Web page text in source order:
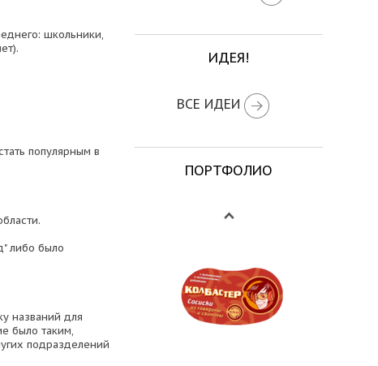
школьники,
популярным в
либо было
названий для
было таким,
подразделений
ИДЕЯ!
ВСЕ ИДЕИ
ПОРТФОЛИО